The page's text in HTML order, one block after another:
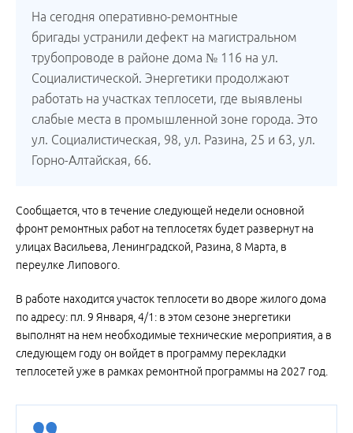
На сегодня оперативно-ремонтные
бригады устранили дефект на магистральном
трубопроводе в районе дома № 116 на ул.
Социалистической. Энергетики продолжают
работать на участках теплосети, где выявлены
слабые места в промышленной зоне города. Это
ул. Социалистическая, 98, ул. Разина, 25 и 63, ул.
Горно-Алтайская, 66.
Сообщается, что в течение следующей недели основной
фронт ремонтных работ на теплосетях будет развернут на
улицах Васильева, Ленинградской, Разина, 8 Марта, в
переулке Липового.
В работе находится участок теплосети во дворе жилого дома
по адресу: пл. 9 Января, 4/1: в этом сезоне энергетики
выполнят на нем необходимые технические мероприятия, а в
следующем году он войдет в программу перекладки
теплосетей уже в рамках ремонтной программы на 2027 год.